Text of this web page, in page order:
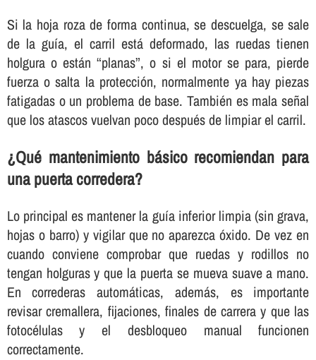
Si la hoja roza de forma continua, se descuelga, se sale
de la guía, el carril está deformado, las ruedas tienen
holgura o están “planas”, o si el motor se para, pierde
fuerza o salta la protección, normalmente ya hay piezas
fatigadas o un problema de base. También es mala señal
que los atascos vuelvan poco después de limpiar el carril.
¿Qué mantenimiento básico recomiendan para
una puerta corredera?
Lo principal es mantener la guía inferior limpia (sin grava,
hojas o barro) y vigilar que no aparezca óxido. De vez en
cuando conviene comprobar que ruedas y rodillos no
tengan holguras y que la puerta se mueva suave a mano.
En correderas automáticas, además, es importante
revisar cremallera, fijaciones, finales de carrera y que las
fotocélulas y el desbloqueo manual funcionen
correctamente.